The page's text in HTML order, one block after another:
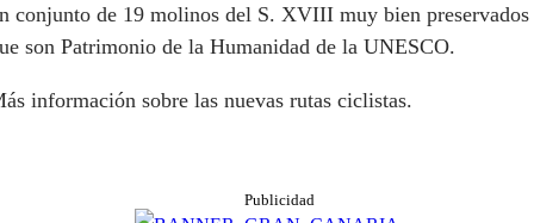
conjunto de 19 molinos del S. XVIII muy bien preservados
son Patrimonio de la Humanidad de la UNESCO.
información sobre las nuevas rutas ciclistas.
Publicidad